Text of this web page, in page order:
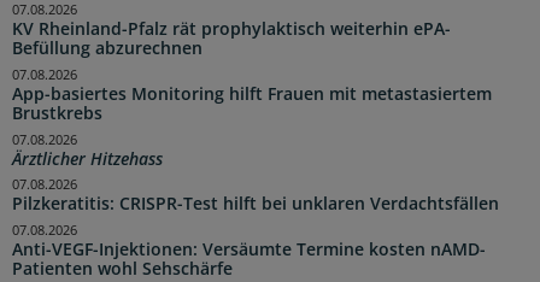
KV Rheinland-Pfalz rät prophylaktisch weiterhin ePA-
Befüllung abzurechnen
07.08.2026
App-basiertes Monitoring hilft Frauen mit metastasiertem
Brustkrebs
07.08.2026
Ärztlicher Hitzehass
07.08.2026
Pilzkeratitis: CRISPR-Test hilft bei unklaren Verdachtsfällen
07.08.2026
Anti-VEGF-Injektionen: Versäumte Termine kosten nAMD-
Patienten wohl Sehschärfe
07.08.2026